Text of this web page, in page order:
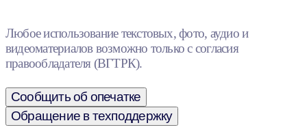
Любое использование текстовых, фото, аудио и
видеоматериалов возможно только с согласия
правообладателя (ВГТРК).
Сообщить об опечатке
Обращение в техподдержку